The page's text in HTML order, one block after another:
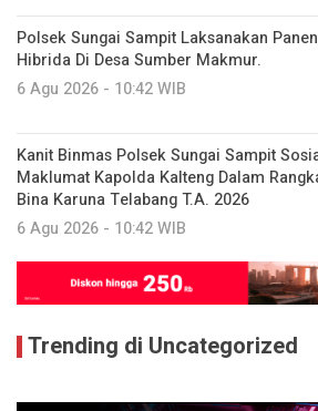
Polsek Sungai Sampit Laksanakan
Hibrida Di Desa Sumber Makmur.
6 Agu 2026 - 10:42 WIB
Kanit Binmas Polsek Sungai Sampit
Maklumat Kapolda Kalteng Dalam
Bina Karuna Telabang T.A. 2026
6 Agu 2026 - 10:42 WIB
Trending di Uncategorized